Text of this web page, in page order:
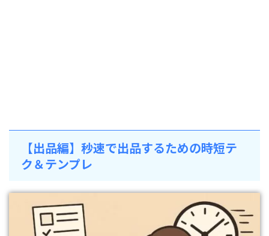
【出品編】秒速で出品するための時短テ
ク＆テンプレ